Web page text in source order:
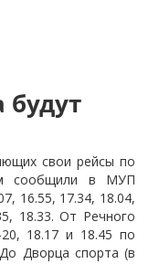
будут
свои рейсы по
сообщили в МУП
16.55, 17.34, 18.04,
18.33. От Речного
18.17 и 18.45 по
Дворца спорта (в